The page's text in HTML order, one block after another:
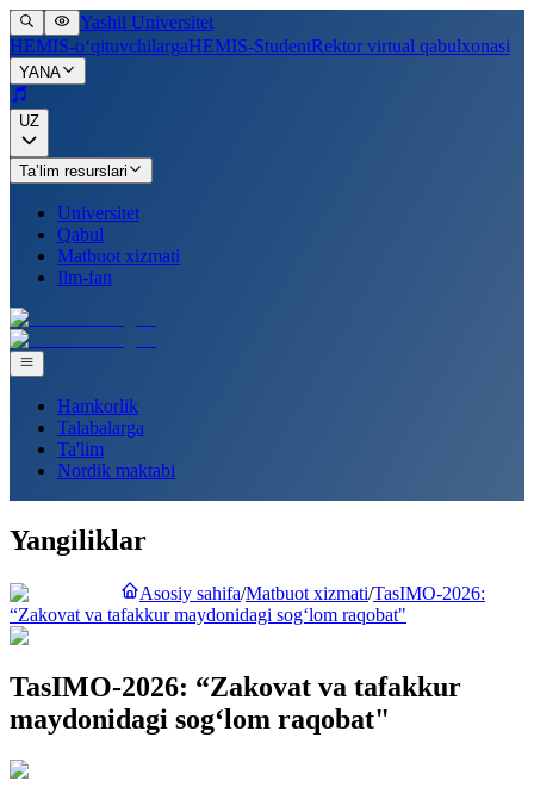
Yashil Universitet
HEMIS-o‘qituvchilargaHEMIS-StudentRektor virtual qabulxonasi
YANA
UZ
Ta’lim resurslari
Universitet
Qabul
Matbuot xizmati
Ilm-fan
Hamkorlik
Talabalarga
Ta'lim
Nordik maktabi
Yangiliklar
Asosiy sahifa/Matbuot xizmati/TasIMO-2026:
“Zakovat va tafakkur maydonidagi sog‘lom raqobat"
TasIMO-2026: “Zakovat va tafakkur
maydonidagi sog‘lom raqobat"